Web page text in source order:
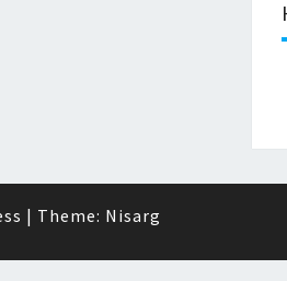
| Theme: Nisarg